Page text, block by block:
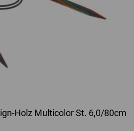
Holz Multicolor St. 6,0/80cm